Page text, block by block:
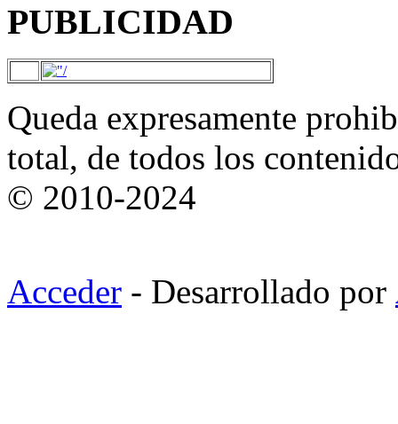
PUBLICIDAD
Queda expresamente
total, de todos los
© 2010-2024
Acceder - Desarrollado por